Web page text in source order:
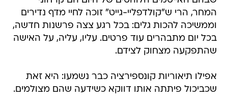
המחר, הרי ש"קולדפליי-גייט" זוכה לחיי מדף נדירים
וממשיכה להכות גלים: בכל רגע צצה פרשנות חדשה,
בכל יום מתבהרים עוד פרטים. עליו, עליה, על האישה
שהתפקעה מצחוק לצידם.
אפילו תיאוריות קונספירציה כבר נשמעו: היא זאת
שכביכול פיתתה אותו דווקא כשידעה שהם מצולמים.